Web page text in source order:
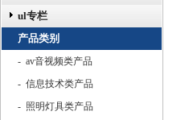
ul专栏
产品类别
- av音视频类产品
- 信息技术类产品
- 照明灯具类产品